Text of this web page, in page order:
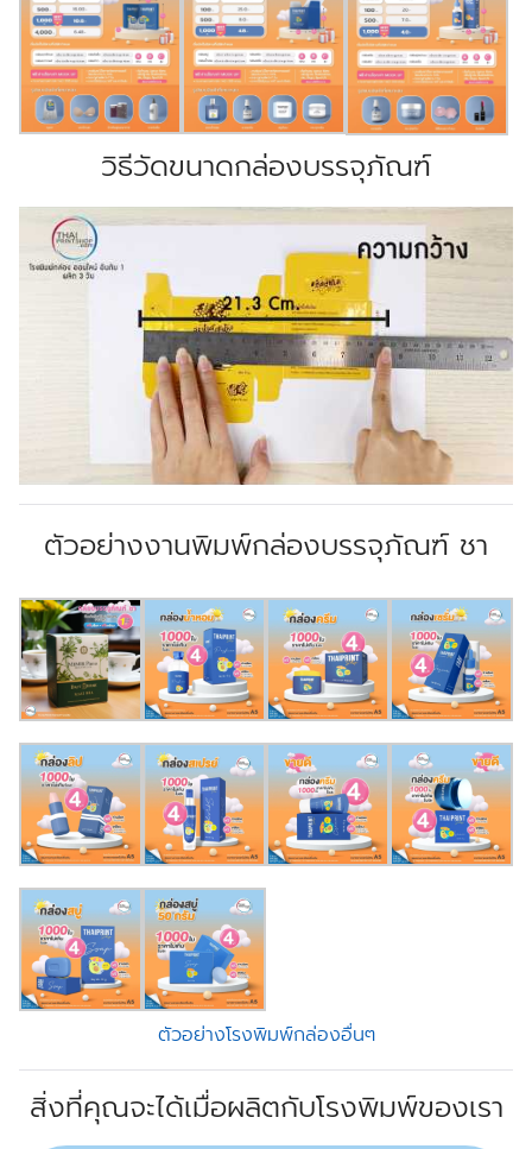
วิธีวัดขนาดกล่องบรรจุภัณฑ์
ตัวอย่างงานพิมพ์กล่องบรรจุภัณฑ์ ชา
ตัวอย่างโรงพิมพ์กล่องอื่นๆ
สิ่งที่คุณจะได้เมื่อผลิตกับโรงพิมพ์ของเรา